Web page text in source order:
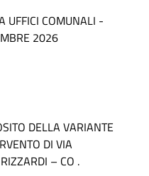
UFFICI COMUNALI -
2026
DELLA VARIANTE
DI VIA
– CO .